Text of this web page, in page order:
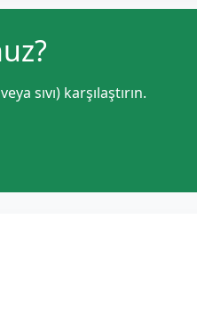
sıvı) karşılaştırın.